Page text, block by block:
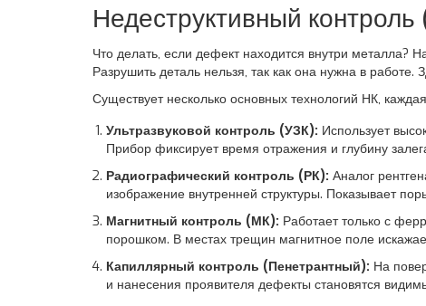
Недеструктивный
Что делать, если дефект находится внутри металла?
Разрушить деталь нельзя, так как она нужна в
Существует несколько основных технологий НК,
Ультразвуковой контроль (УЗК): Использует
Прибор фиксирует время отражения и глубину
Радиографический контроль (РК): Аналог
изображение внутренней структуры. Показывает
Магнитный контроль (МК): Работает только с
порошком. В местах трещин магнитное поле
Капиллярный контроль (Пенетрантный): На
и нанесения проявителя дефекты становятся